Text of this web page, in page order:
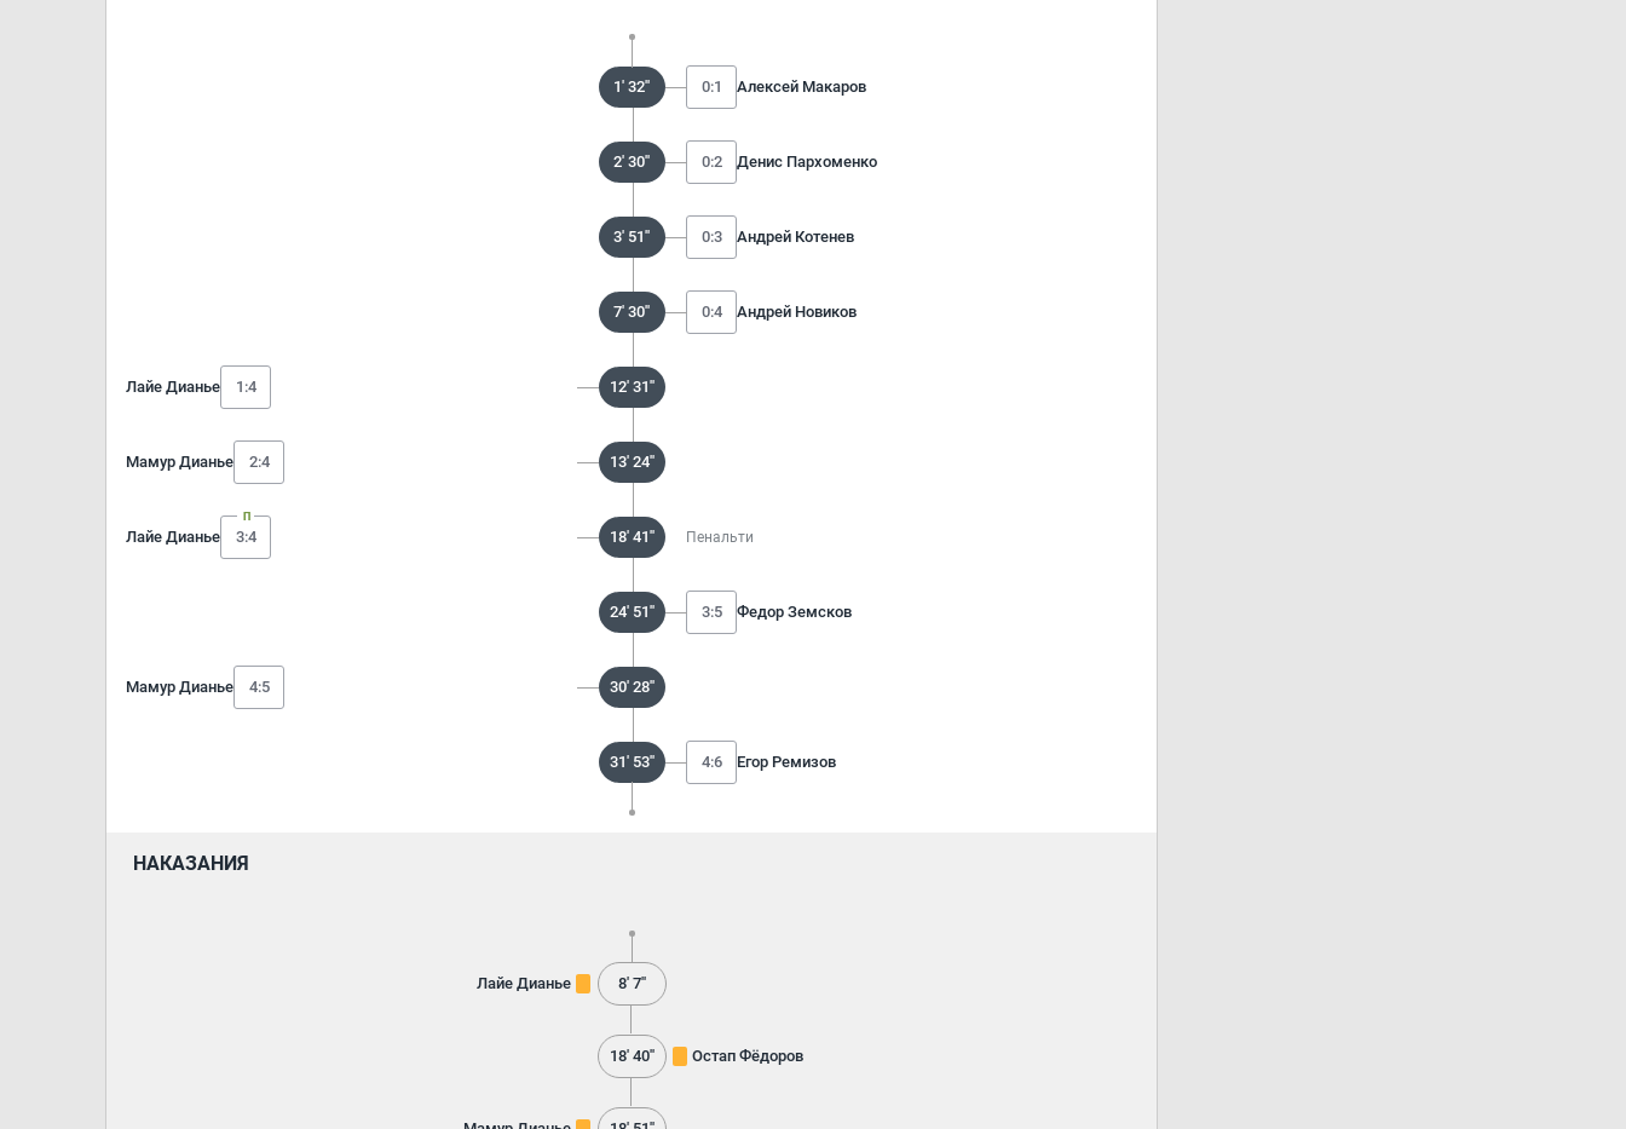
1' 32'' 0:1 Алексей Макаров
2' 30'' 0:2 Денис Пархоменко
3' 51'' 0:3 Андрей Котенев
7' 30'' 0:4 Андрей Новиков
Лайе Дианье 1:4 12' 31''
Мамур Дианье 2:4 13' 24''
Лайе Дианье 3:4 18' 41'' Пенальти
24' 51'' 3:5 Федор Земсков
Мамур Дианье 4:5 30' 28''
31' 53'' 4:6 Егор Ремизов
НАКАЗАНИЯ
Лайе Дианье 8' 7''
18' 40'' Остап Фёдоров